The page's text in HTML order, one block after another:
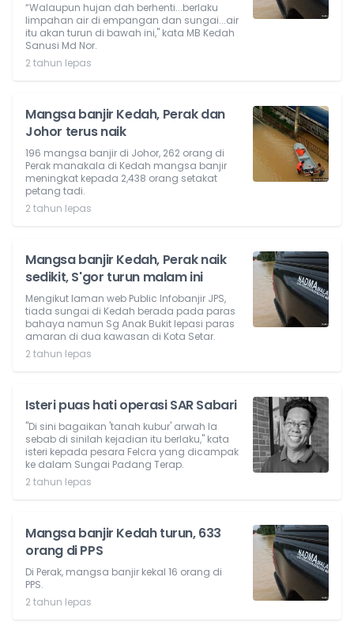
“Walaupun hujan dah berhenti...berlaku
limpahan air di empangan dan sungai...air
itu akan turun di bawah ini," kata MB Kedah
Sanusi Md Nor.
2 tahun lepas
Mangsa banjir Kedah, Perak dan
Johor terus naik
196 mangsa banjir di Johor, 262 orang di
Perak manakala di Kedah mangsa banjir
meningkat kepada 2,438 orang setakat
petang tadi.
2 tahun lepas
Mangsa banjir Kedah, Perak naik
sedikit, S'gor turun malam ini
Mengikut laman web Public Infobanjir JPS,
tiada sungai di Kedah berada pada paras
bahaya namun Sg Anak Bukit lepasi paras
amaran di dua kawasan di Kota Setar.
2 tahun lepas
Isteri puas hati operasi SAR Sabari
"Di sini bagaikan 'tanah kubur' arwah la
sebab di sinilah kejadian itu berlaku," kata
isteri kepada pesara Felcra yang dicampak
ke dalam Sungai Padang Terap.
2 tahun lepas
Mangsa banjir Kedah turun, 633
orang di PPS
Di Perak, mangsa banjir kekal 16 orang di
PPS.
2 tahun lepas